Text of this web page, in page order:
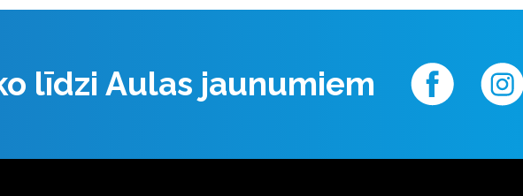
līdzi Aulas jaunumiem